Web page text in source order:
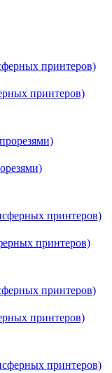
принтеров)
принтеров)
принтеров)